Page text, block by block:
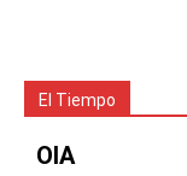
El Tiempo
OIA